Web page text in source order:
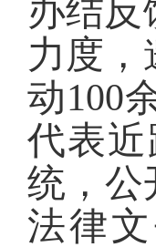
办结反
力度，
动100
代表
统，公
法律